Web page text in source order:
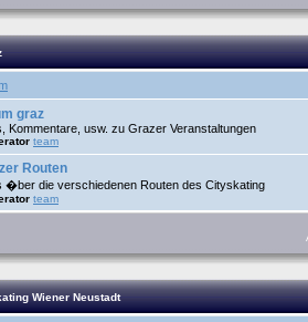
graz
Kommentare, usw. zu Grazer Veranstaltungen
team
Routen
�ber die verschiedenen Routen des Cityskating
team
Wiener Neustadt